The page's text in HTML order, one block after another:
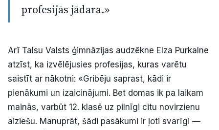
profesijās jādara.»
Arī Talsu Valsts ģimnāzijas audzēkne Elza Purkalne
atzīst, ka izvēlējusies profesijas, kuras varētu
saistīt ar nākotni: «Gribēju saprast, kādi ir
pienākumi un izaicinājumi. Bet domas ik pa laikam
mainās, varbūt 12. klasē uz pilnīgi citu novirzienu
aiziešu. Manuprāt, šādi pasākumi ir ļoti svarīgi —